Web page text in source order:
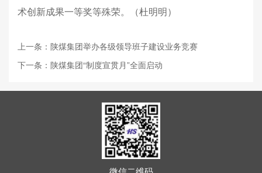
术创新成果一等奖等殊荣。（杜明明）
上一条：陕煤集团举办各级领导班子建设业务竞赛
下一条：陕煤集团“制度宣贯月”全面启动